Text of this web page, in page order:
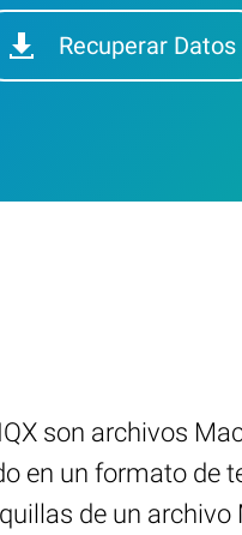
Recuperar Datos
son archivos
en un formato de
de un